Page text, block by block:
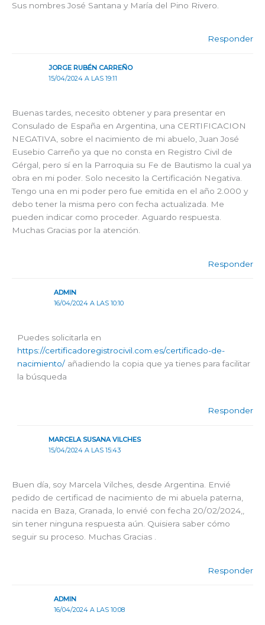
Sus nombres José Santana y María del Pino Rivero.
Responder
JORGE RUBÉN CARREÑO
15/04/2024 A LAS 19:11
Buenas tardes, necesito obtener y para presentar en
Consulado de España en Argentina, una CERTIFICACION
NEGATIVA, sobre el nacimiento de mi abuelo, Juan José
Eusebio Carreño ya que no consta en Registro Civil de
Gérgal, pero sí en la Parroquia su Fe de Bautismo la cual ya
obra en mi poder. Solo necesito la Certificación Negativa.
Tengo una en mi poder pero fue emitida en el año 2.000 y
debo tener la misma pero con fecha actualizada. Me
pueden indicar como proceder. Aguardo respuesta.
Muchas Gracias por la atención.
Responder
ADMIN
16/04/2024 A LAS 10:10
Puedes solicitarla en
https://certificadoregistrocivil.com.es/certificado-de-
nacimiento/ añadiendo la copia que ya tienes para facilitar
la búsqueda
Responder
MARCELA SUSANA VILCHES
15/04/2024 A LAS 15:43
Buen día, soy Marcela Vilches, desde Argentina. Envié
pedido de certificad de nacimiento de mi abuela paterna,
nacida en Baza, Granada, lo envié con fecha 20/02/2024,,
sin tener ninguna respuesta aún. Quisiera saber cómo
seguir su proceso. Muchas Gracias .
Responder
ADMIN
16/04/2024 A LAS 10:08